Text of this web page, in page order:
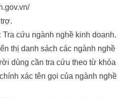
Tra cứu ngành nghề kinh doanh.
thị danh sách các ngành nghề
dùng cần tra cứu theo từ khóa
xác tên gọi của ngành nghề